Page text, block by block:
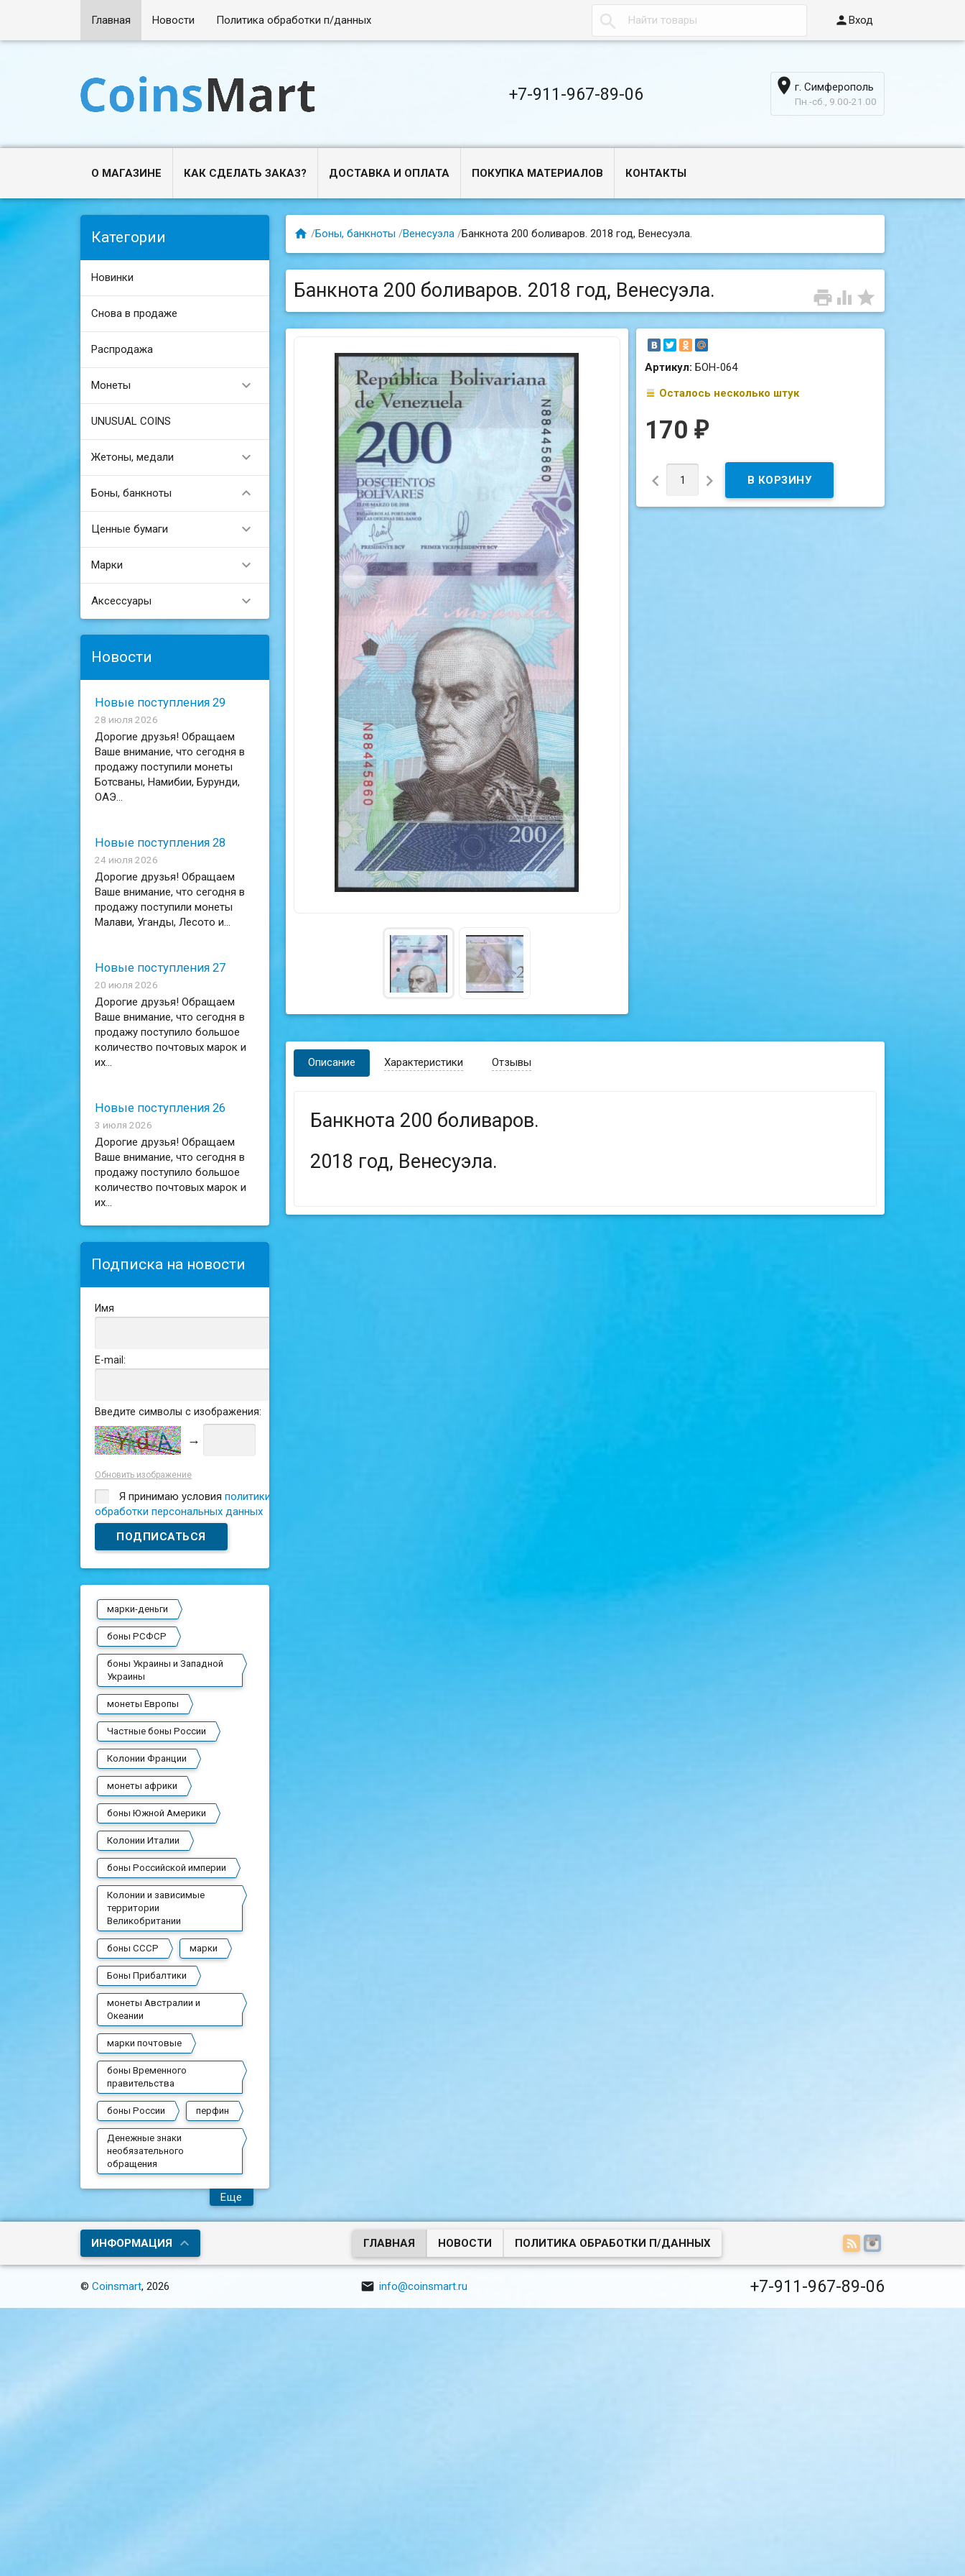
Главная Новости Политика обработки п/данных  Вход
+7-911-967-89-06  г. Симферополь
Пн.-сб., 9.00-21.00
О МАГАЗИНЕ КАК СДЕЛАТЬ ЗАКАЗ? ДОСТАВКА И ОПЛАТА ПОКУПКА МАТЕРИАЛОВ КОНТАКТЫ
Категории
Новинки
Снова в продаже
Распродажа
Монеты 
UNUSUAL COINS
Жетоны, медали 
Боны, банкноты 
Ценные бумаги 
Марки 
Аксессуары 
Новости
Новые поступления 29
28 июля 2026
Дорогие друзья! Обращаем
Ваше внимание, что сегодня в
продажу поступили монеты
Ботсваны, Намибии, Бурунди,
ОАЭ...
Новые поступления 28
24 июля 2026
Дорогие друзья! Обращаем
Ваше внимание, что сегодня в
продажу поступили монеты
Малави, Уганды, Лесото и...
Новые поступления 27
20 июля 2026
Дорогие друзья! Обращаем
Ваше внимание, что сегодня в
продажу поступило большое
количество почтовых марок и
их...
Новые поступления 26
3 июля 2026
Дорогие друзья! Обращаем
Ваше внимание, что сегодня в
продажу поступило большое
количество почтовых марок и
их...
Подписка на новости
Имя
E-mail:
Введите символы с изображения:
→
Обновить изображение
Я принимаю условияполитики
обработки персональных данных
марки-деньги
боны РСФСР
боны Украины и Западной
Украины
монеты Европы
Частные боны России
Колонии Франции
монеты африки
боны Южной Америки
Колонии Италии
боны Российской империи
Колонии и зависимые
территории
Великобритании
боны СССР марки
Боны Прибалтики
монеты Австралии и
Океании
марки почтовые
боны Временного
правительства
боны России перфин
Денежные знаки
необязательного
обращения
Еще
 /Боны, банкноты /Венесуэла /Банкнота 200 боливаров. 2018 год, Венесуэла.
  
Банкнота 200 боливаров. 2018 год, Венесуэла.
Артикул:БОН-064
Осталось несколько штук
170₽
 
Описание Характеристики Отзывы
Банкнота 200 боливаров.
2018 год, Венесуэла.
ИНФОРМАЦИЯ ГЛАВНАЯ НОВОСТИ ПОЛИТИКА ОБРАБОТКИ П/ДАННЫХ
©Coinsmart, 2026  info@coinsmart.ru +7-911-967-89-06